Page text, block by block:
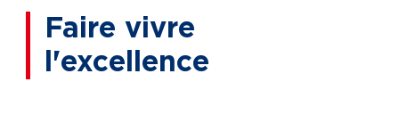
Faire vivre
l'excellence